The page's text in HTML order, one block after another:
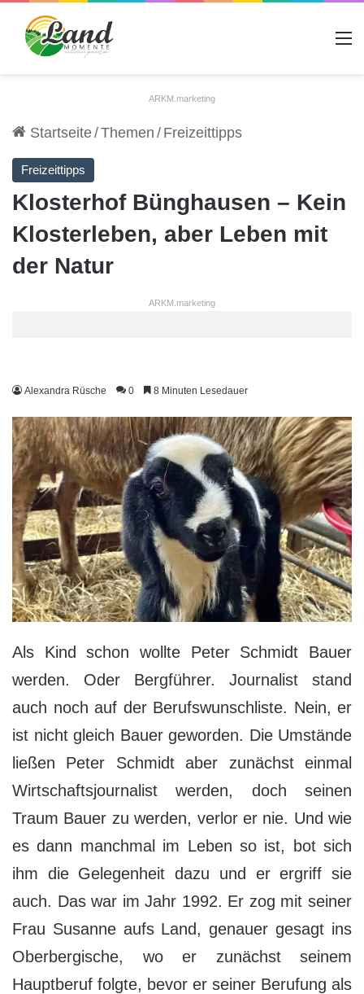
ARKM.marketing
Startseite/Themen / Freizeittipps
Freizeittipps
Klosterhof Bünghausen – Kein
Klosterleben, aber Leben mit
der Natur
ARKM.marketing
Alexandra Rüsche 0 8 Minuten Lesedauer
Als Kind schon wollte Peter Schmidt Bauer
werden. Oder Bergführer. Journalist stand
auch noch auf der Berufswunschliste. Nein, er
ist nicht gleich Bauer geworden. Die Umstände
ließen Peter Schmidt aber zunächst einmal
Wirtschaftsjournalist werden, doch seinen
Traum Bauer zu werden, verlor er nie. Und wie
es dann manchmal im Leben so ist, bot sich
ihm die Gelegenheit dazu und er ergriff sie
auch. Das war im Jahr 1992. Er zog mit seiner
Frau Susanne aufs Land, genauer gesagt ins
Oberbergische, wo er zunächst seinem
Hauptberuf folgte, bevor er seiner Berufung als